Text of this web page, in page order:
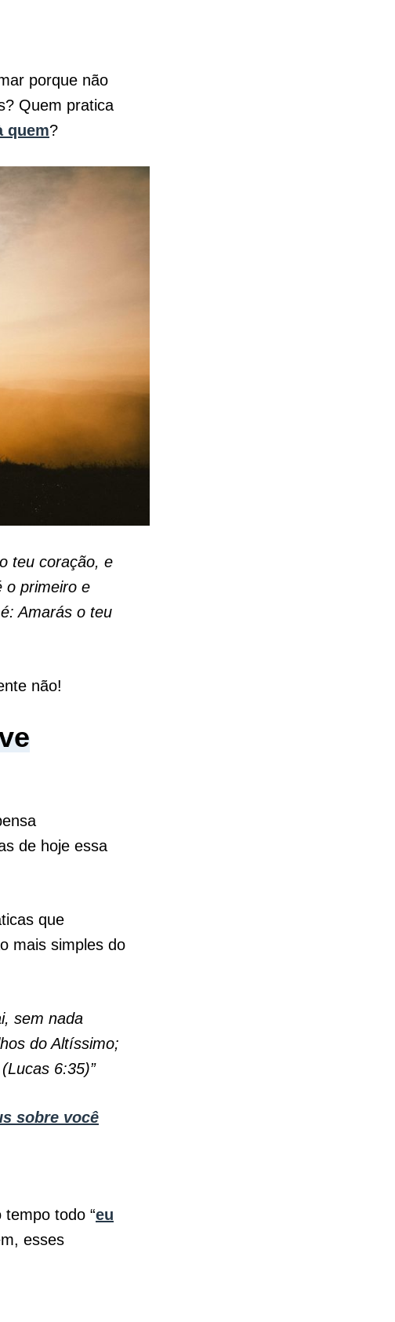
porque não
Quem pratica
quem?
teu coração, e
o primeiro e
Amarás o teu
não!
de hoje essa
que
mais simples do
sem nada
do Altíssimo;
6:35)”
sobre você
todo “eu
esses